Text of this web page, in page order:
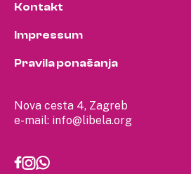
Nova cesta 4, Zagreb
e-mail: info@libela.org
Kontakt
Impressum
Pravila ponašanja